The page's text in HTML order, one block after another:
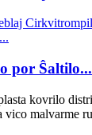
por Ŝaltilo...